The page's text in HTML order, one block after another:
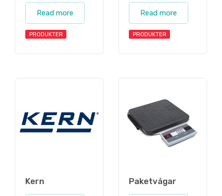
Read more
PRODUKTER
Read more
PRODUKTER
Kern Paketvågar